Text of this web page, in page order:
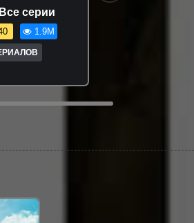
Очень странные дела. 2 сезон. Все